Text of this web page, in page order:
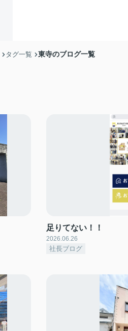
タグ一覧 東寺のブログ一覧
足りてない！！
2026.06.26
社長ブログ